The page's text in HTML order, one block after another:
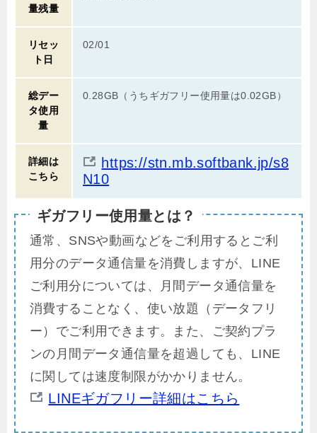
量残量
リセッ
ト日
02/01
総デー
タ使用
量
0.28GB（うちギガフリー使用量は0.02GB）
詳細は
こちら
https://stn.mb.softbank.jp/s8
N10
ギガフリー使用量とは？
通常、SNSや動画などをご利用するとご利
用分のデータ通信量を消費しますが、LINE
ご利用分については、月間データ通信量を
消費することなく、使い放題（データフリ
ー）でご利用できます。また、ご契約プラ
ンの月間データ通信量を超過しても、LINE
に関しては速度制限がかかりません。
LINEギガフリー詳細はこちら